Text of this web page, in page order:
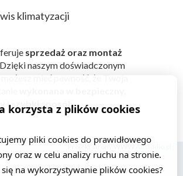
klimatyzacji
sprzedaż oraz montaż
naszym doświadczonym
mieć pewność, że Twoja
i szybki sposób.
Projekt strony WWW Altstudio.pl
korzysta z plików cookies
pliki cookies do prawidłowego
oraz w celu analizy ruchu na stronie.
się na wykorzystywanie plików cookies?